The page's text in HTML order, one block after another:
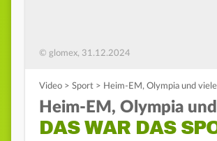
© glomex, 31.12.2024
Video > Sport > Heim-EM, Olympia und
Heim-EM, Olympia
DAS WAR DAS